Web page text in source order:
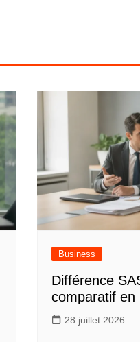
Business
Différence
comparatif en
28 juillet 2026